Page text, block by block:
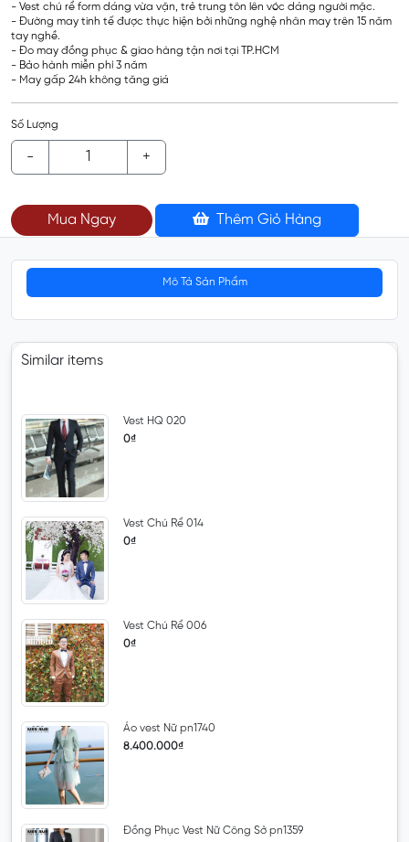
- Vest chú rể form dáng vừa vặn, trẻ trung tôn lên vóc dáng người mặc.
- Đường may tinh tế được thực hiện bởi những nghệ nhân may trên 15 năm
tay nghề.
- Đo may đồng phục & giao hàng tận nơi tại TP.HCM
- Bảo hành miễn phí 3 năm
- May gấp 24h không tăng giá
Số Lượng
- +
Mua Ngay Thêm Giỏ Hàng
Mô Tả Sản Phẩm
Similar items
Vest HQ 020
0₫
Vest Chú Rể 014
0₫
Vest Chú Rể 006
0₫
Áo vest Nữ pn1740
8.400.000₫
Đồng Phục Vest Nữ Công Sở pn1359